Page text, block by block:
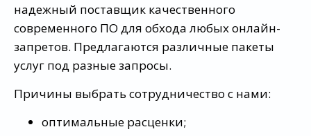
надежный поставщик качественного
современного ПО для обхода любых онлайн-
запретов. Предлагаются различные пакеты
услуг под разные запросы.
Причины выбрать сотрудничество с нами:
оптимальные расценки;